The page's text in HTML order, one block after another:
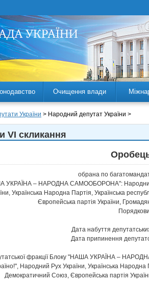
Очищення влади
України > Народний депутат України >
VI скликання
обрана по
УКРАЇНА – НАРОДНА САМООБОРОНА": Народний
Українська Народна Партія, Українська
Європейська партія України,
Дата набуття
Дата припинення
фракції Блоку "НАША УКРАЇНА –
Народний Рух України, Українська Народна
Демократичний Союз, Європейська партія